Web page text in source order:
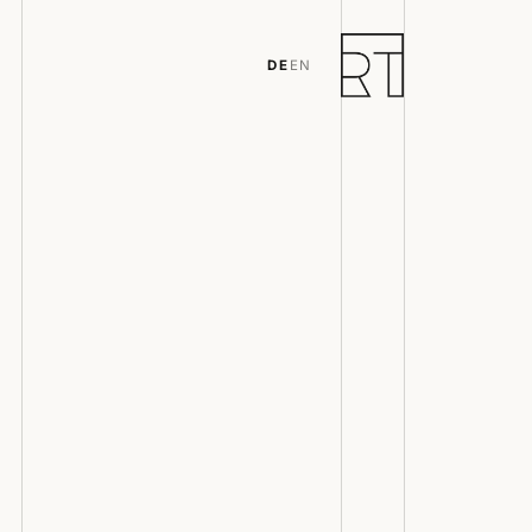
DE EN